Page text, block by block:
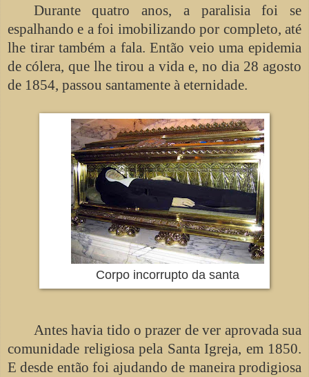
Durante quatro anos, a paralisia foi se
espalhando e a foi imobilizando por completo, até
lhe tirar também a fala. Então veio uma epidemia
de cólera, que lhe tirou a vida e, no dia 28 agosto
de 1854, passou santamente à eternidade.
Corpo incorrupto da santa
Antes havia tido o prazer de ver aprovada sua
comunidade religiosa pela Santa Igreja, em 1850.
E desde então foi ajudando de maneira prodigiosa